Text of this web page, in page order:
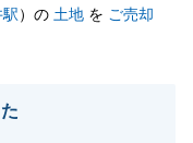
ができましたの
した。
・ご要望・お困り
）の 土地 を ご売却